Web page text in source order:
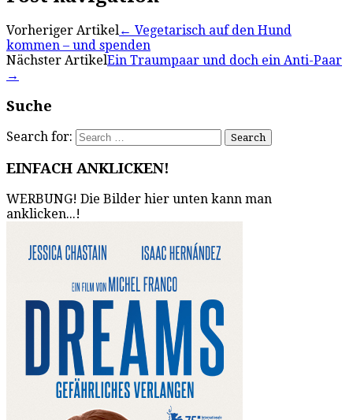
Vorheriger Artikel← Vegetarisch auf den Hund
kommen – und spenden
Nächster ArtikelEin Traumpaar und doch ein Anti-Paar
→
Suche
Search for:
EINFACH ANKLICKEN!
WERBUNG! Die Bilder hier unten kann man
anklicken...!